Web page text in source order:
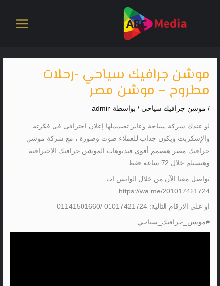
موشن جرافيك سياحي -رحلات
مطروح – موشن مصر
/ موشن جرافيك سياحي / بواسطة admin
لو عندك شركة سياحة وعايز تصمملها إعلان احترافى فى فكرته
والإسكربت ويكون جذاب للعملاء صوت وصورة ، مع شركة موشن
جرافيك مصر هتصمم أقوى فيديوهات الموشن جرافيك الإحترافية
وهتستلم خلال 72 ساعة فقط
تواصل معنا الآن من خلال الواتس اب:
https://wa.me/201017421724
او على الارقام التالية: 01017421724 /01141501660
#موشن_جرافيك_سياحي